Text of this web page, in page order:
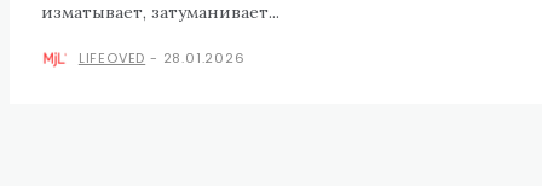
изматывает, затуманивает...
LIFEOVED - 28.01.2026